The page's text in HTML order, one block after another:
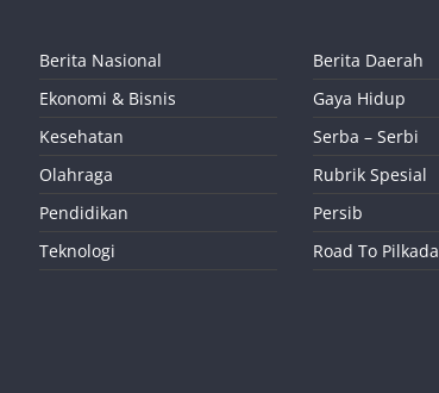
Berita Nasional
Ekonomi & Bisnis
Kesehatan
Olahraga
Pendidikan
Teknologi
Berita Daerah
Gaya Hidup
Serba – Serbi
Rubrik Spesial
Persib
Road To Pilkada